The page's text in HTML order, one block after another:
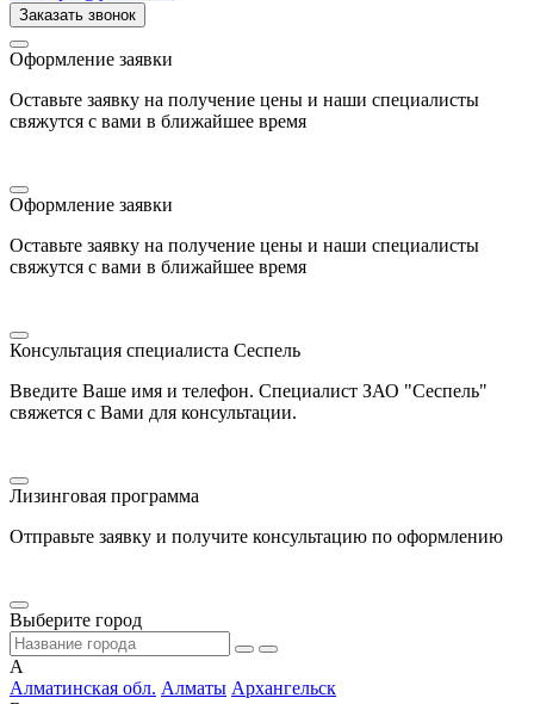
Заказать звонок
Оформление заявки
Оставьте заявку на получение цены и наши специалисты
свяжутся с вами в ближайшее время
Оформление заявки
Оставьте заявку на получение цены и наши специалисты
свяжутся с вами в ближайшее время
Консультация специалиста Сеспель
Введите Ваше имя и телефон. Специалист ЗАО "Сеспель"
свяжется с Вами для консультации.
Лизинговая программа
Отправьте заявку и получите консультацию по оформлению
Выберите город
А
Алматинская обл. Алматы Архангельск